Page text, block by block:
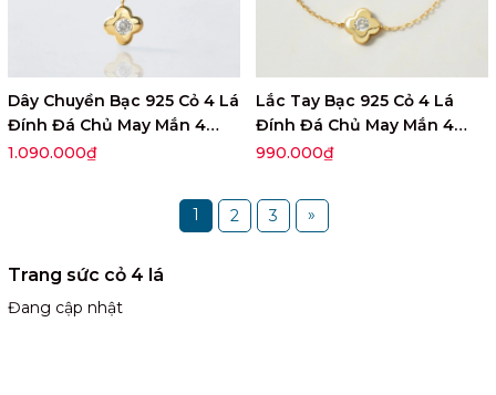
Dây Chuyền Bạc 925 Cỏ 4 Lá
Đính Đá Chủ May Mắn 4
1.090.000₫
Lắc Tay Bạc 925 Cỏ 4 Lá
Đính Đá Chủ May Mắn 4
Leaf Clover - VCB504
990.000₫
1 2 3 »
Trang sức cỏ 4 lá
Đang cập nhật